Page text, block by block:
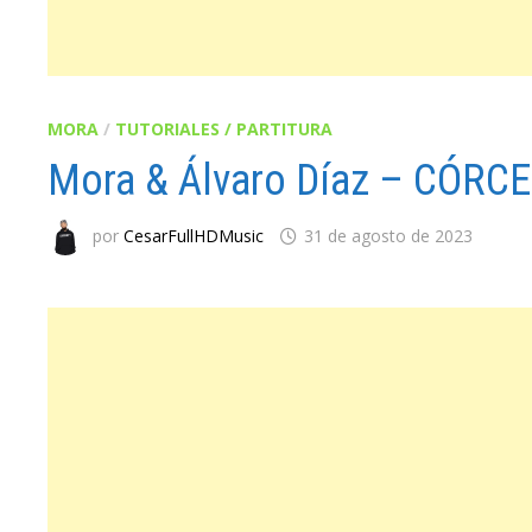
MORA / TUTORIALES / PARTITURA
Mora & Álvaro Díaz –
porCesarFullHDMusic 31 de agosto de 2023